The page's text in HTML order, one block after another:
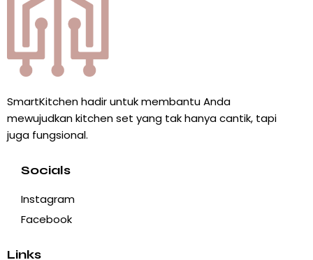
SmartKitchen hadir untuk membantu Anda
mewujudkan kitchen set yang tak hanya cantik, tapi
juga fungsional.
Socials
Instagram
Facebook
Links